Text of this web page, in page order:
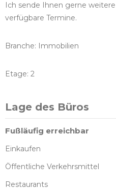
Ich sende Ihnen gerne
verfügbare Termine.
Branche: Immobilien
Etage: 2
Lage des Büros
Fußläufig erreichbar
Einkaufen
Öffentliche Verkehrsmittel
Restaurants